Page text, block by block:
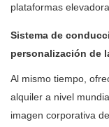
plataformas
Sistema de
personalización de
Al mismo tiempo,
alquiler a nivel
imagen corporativa